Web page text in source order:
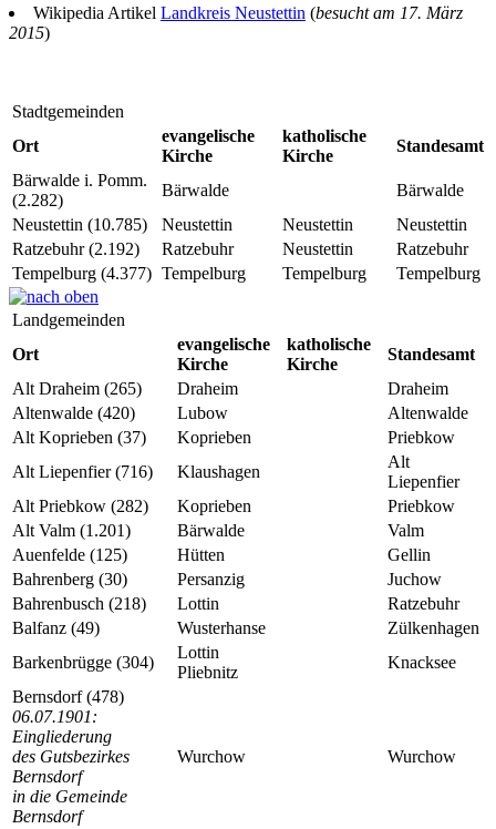
Wikipedia Artikel Landkreis Neustettin (besucht am 17. März
2015)
Stadtgemeinden
Ort
evangelische
Kirche
katholische
Kirche
Standesamt
Bärwalde i. Pomm.
(2.282)
Bärwalde
Bärwalde
Neustettin (10.785)
Neustettin Neustettin
Neustettin
Ratzebuhr (2.192)
Ratzebuhr Neustettin
Ratzebuhr
Tempelburg (4.377) Tempelburg Tempelburg Tempelburg
Landgemeinden
Ort
evangelische
Kirche
katholische
Kirche
Standesamt
Alt Draheim (265)
Draheim
Draheim
Altenwalde (420)
Lubow
Altenwalde
Alt Koprieben (37)
Koprieben
Priebkow
Alt Liepenfier (716)
Klaushagen
Alt
Liepenfier
Alt Priebkow (282)
Koprieben
Priebkow
Alt Valm (1.201)
Bärwalde
Valm
Auenfelde (125)
Hütten
Gellin
Bahrenberg (30)
Persanzig
Juchow
Bahrenbusch (218)
Lottin
Ratzebuhr
Balfanz (49)
Wusterhanse
Zülkenhagen
Barkenbrügge (304)
Lottin
Pliebnitz
Knacksee
Bernsdorf (478)
06.07.1901:
Eingliederung
des Gutsbezirkes
Bernsdorf
in die Gemeinde
Bernsdorf
Wurchow Wurchow